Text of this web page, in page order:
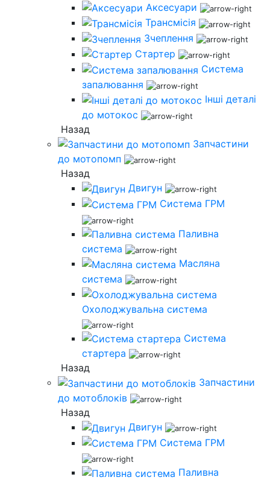
Аксесуари
Трансмісія
Зчеплення
Стартер
Система
запалювання
Інші деталі
до мотокос
Назад
Запчастини
до мотопомп
Назад
Двигун
Система ГРМ
Паливна
система
Масляна
система
Охолоджувальна система
Система
стартера
Назад
Запчастини
до мотоблоків
Назад
Двигун
Система ГРМ
Паливна